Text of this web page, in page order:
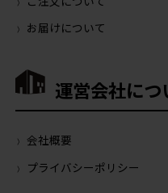
お届けについて
運営会社につ
会社概要
プライバシーポリシー